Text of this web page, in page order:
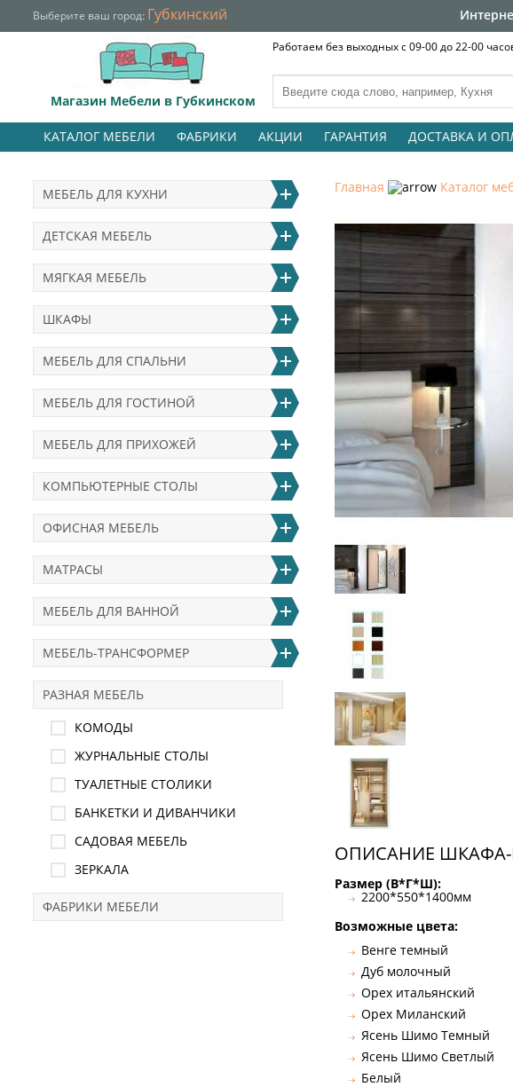
Выберите ваш город: Губкинский
Магазин Мебели в Губкинском
Работаем без выходных с 09-00 до 22-00
КАТАЛОГ МЕБЕЛИ ФАБРИКИ АКЦИИ ГАРАНТИЯ ДОСТАВКА И
Главная Каталог
ОПИСАНИЕ ШКАФА-
Размер (В*Г*Ш):
2200*550*1400мм
Возможные цвета:
Венге темный
Дуб молочный
Орех итальянский
Орех Миланский
Ясень Шимо Темный
Ясень Шимо Светлый
Белый
МЕБЕЛЬ ДЛЯ КУХНИ
ДЕТСКАЯ МЕБЕЛЬ
МЯГКАЯ МЕБЕЛЬ
ШКАФЫ
МЕБЕЛЬ ДЛЯ СПАЛЬНИ
МЕБЕЛЬ ДЛЯ ГОСТИНОЙ
МЕБЕЛЬ ДЛЯ ПРИХОЖЕЙ
КОМПЬЮТЕРНЫЕ СТОЛЫ
ОФИСНАЯ МЕБЕЛЬ
МАТРАСЫ
МЕБЕЛЬ ДЛЯ ВАННОЙ
МЕБЕЛЬ-ТРАНСФОРМЕР
РАЗНАЯ МЕБЕЛЬ
КОМОДЫ
ЖУРНАЛЬНЫЕ СТОЛЫ
ТУАЛЕТНЫЕ СТОЛИКИ
БАНКЕТКИ И ДИВАНЧИКИ
САДОВАЯ МЕБЕЛЬ
ЗЕРКАЛА
ФАБРИКИ МЕБЕЛИ